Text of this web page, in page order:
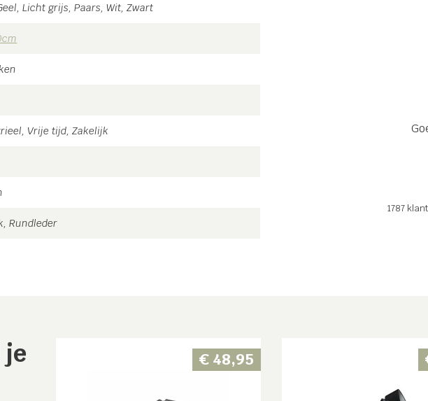
Licht grijs, Paars, Wit, Zwart
Vrije tijd, Zakelijk
Rundleder
1787
€48,95